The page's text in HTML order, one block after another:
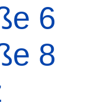
6
8